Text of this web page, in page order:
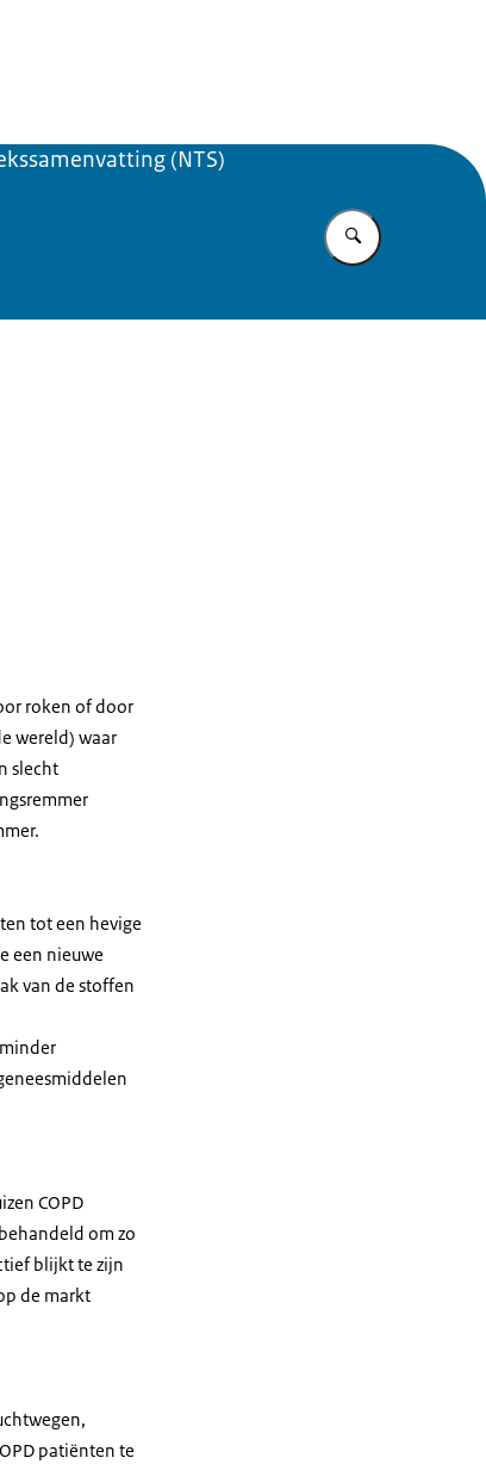
(NTS)
roken of door
wereld) waar
slecht
tot een hevige
een nieuwe
van de stoffen
COPD
om zo
blijkt te zijn
de markt
patiënten te